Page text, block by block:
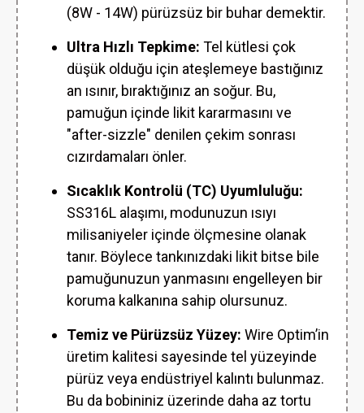
(8W - 14W) pürüzsüz bir buhar demektir.
Ultra Hızlı Tepkime: Tel kütlesi çok
düşük olduğu için ateşlemeye bastığınız
an ısınır, bıraktığınız an soğur. Bu,
pamuğun içinde likit kararmasını ve
"after-sizzle" denilen çekim sonrası
cızırdamaları önler.
Sıcaklık Kontrolü (TC) Uyumluluğu:
SS316L alaşımı, modunuzun ısıyı
milisaniyeler içinde ölçmesine olanak
tanır. Böylece tankınızdaki likit bitse bile
pamuğunuzun yanmasını engelleyen bir
koruma kalkanına sahip olursunuz.
Temiz ve Pürüzsüz Yüzey: Wire Optim’in
üretim kalitesi sayesinde tel yüzeyinde
pürüz veya endüstriyel kalıntı bulunmaz.
Bu da bobininiz üzerinde daha az tortu